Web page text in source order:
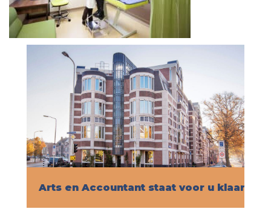
Arts en Accountant staat voor u klaar!